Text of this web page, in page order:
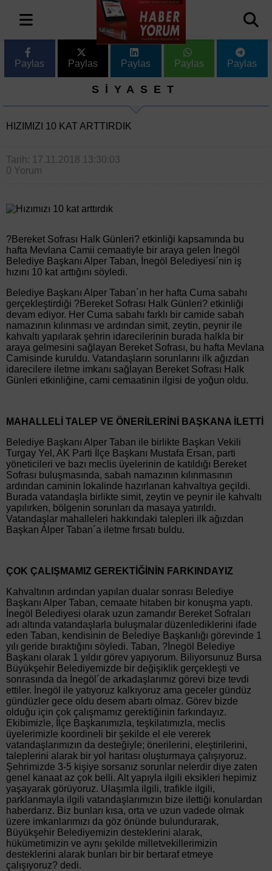
Paylas Paylas Paylas Paylas Paylas
SİYASET
HIZIMIZI 10 KAT ARTTIRDIK
Tarih: 17.11.2018 13:30:03
0 Yorum
?Bereket Sofrası Halk Günleri? etkinliği kapsamında bu
hafta Mevlana Camii cemaatiyle bir araya gelen İnegöl
Belediye Başkanı Alper Taban, İnegöl Belediyesi´nin iş
hızını 10 kat arttığını söyledi.
Belediye Başkanı Alper Taban´ın her hafta Cuma sabahı
gerçekleştirdiği ?Bereket Sofrası Halk Günleri? etkinliği
devam ediyor. Her Cuma sabahı farklı bir camide sabah
namazının kılınması ve ardından simit, zeytin, peynir ile
kahvaltı yapılarak şehrin idarecilerinin burada halkla bir
araya gelmesini sağlayan Bereket Sofrası, bu hafta Mevlana
Camisinde kuruldu. Vatandaşların sorunlarını ilk ağızdan
idarecilere iletme imkanı sağlayan Bereket Sofrası Halk
Günleri etkinliğine, cami cemaatinin ilgisi de yoğun oldu.
MAHALLELİ TALEP VE ÖNERİLERİNİ BAŞKANA İLETTİ
Belediye Başkanı Alper Taban ile birlikte Başkan Vekili
Turgay Yel, AK Parti İlçe Başkanı Mustafa Ersan, parti
yöneticileri ve bazı meclis üyelerinin de katıldığı Bereket
Sofrası buluşmasında, sabah namazının kılınmasının
ardından caminin lokalinde hazırlanan kahvaltıya geçildi.
Burada vatandaşla birlikte simit, zeytin ve peynir ile kahvaltı
yapılırken, bölgenin sorunları da masaya yatırıldı.
Vatandaşlar mahalleleri hakkındaki talepleri ilk ağızdan
Başkan Alper Taban´a iletme fırsatı buldu.
ÇOK ÇALIŞMAMIZ GEREKTİĞİNİN FARKINDAYIZ
Kahvaltının ardından yapılan dualar sonrası Belediye
Başkanı Alper Taban, cemaate hitaben bir konuşma yaptı.
İnegöl Belediyesi olarak uzun zamandır Bereket Sofraları
adı altında vatandaşlarla buluşmalar düzenlediklerini ifade
eden Taban, kendisinin de Belediye Başkanlığı görevinde 1
yılı geride bıraktığını söyledi. Taban, ?İnegöl Belediye
Başkanı olarak 1 yıldır görev yapıyorum. Biliyorsunuz Bursa
Büyükşehir Belediyemizde bir değişiklik gerçekleşti ve
sonrasında da İnegöl´de arkadaşlarımız görevi bize tevdi
ettiler. İnegöl ile yatıyoruz kalkıyoruz ama geceler gündüz
gündüzler gece oldu desem abartı olmaz. Görev bizde
olduğu için çok çalışmamız gerektiğinin farkındayız.
Ekibimizle, İlçe Başkanımızla, teşkilatımızla, meclis
üyelerimizle koordineli bir şekilde el ele vererek
vatandaşlarımızın da desteğiyle; önerilerini, eleştirilerini,
taleplerini alarak bir yol haritası oluşturmaya çalışıyoruz.
Şehrimizde 3-5 kişiye sorsanız sorunlar nelerdir diye zaten
genel kanaat az çok belli. Alt yapıyla ilgili eksikleri hepimiz
yaşayarak görüyoruz. Ulaşımla ilgili, trafikle ilgili,
parklanmayla ilgili vatandaşlarımızın bize ilettiği konulardan
haberdarız. Biz bunları kısa, orta ve uzun vadede olmak
üzere imkanlarımızı da göz önünde bulundurarak,
Büyükşehir Belediyemizin desteklerini alarak,
hükümetimizin ve aynı şekilde milletvekillerimizin
desteklerini alarak bunları bir bir bertaraf etmeye
çalışıyoruz? dedi.